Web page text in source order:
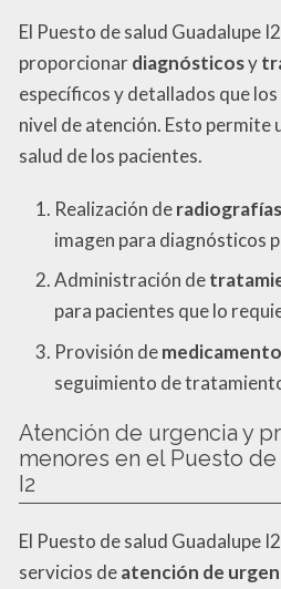
El Puesto de salud Guadalupe
proporcionardiagnósticosy
específicos y detallados que
nivel de atención. Esto permite
salud de los pacientes.
Realización deradiografías
imagen para diagnósticos
Administración de
para pacientes que lo
Provisión de
seguimiento de
Atención de urgencia y
menores en el Puesto
I2
El Puesto de salud Guadalupe
servicios deatención de